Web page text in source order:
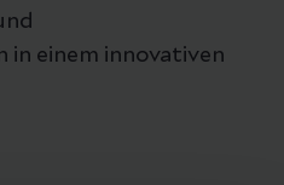
in einem innovativen